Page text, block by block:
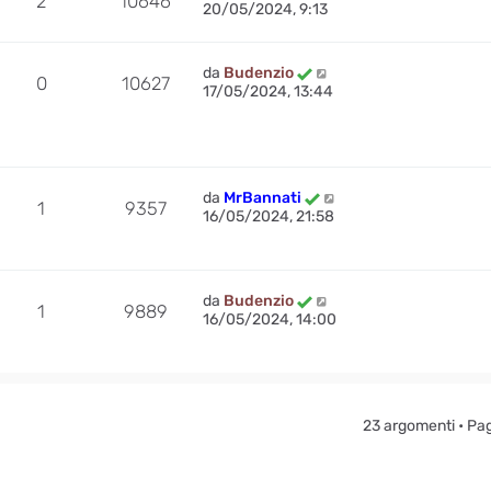
20/05/2024, 9:13
0 10627 da Budenzio
17/05/2024, 13:44
1 9357 da MrBannati
16/05/2024, 21:58
1 9889 da Budenzio
16/05/2024, 14:00
23 argomenti •